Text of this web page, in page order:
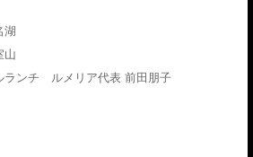
湖
山
ランチ ルメリア代表 前田朋子